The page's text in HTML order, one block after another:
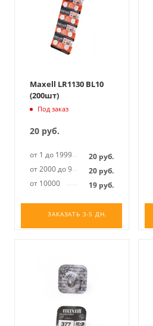
Maxell LR1130 BL10
(200шт)
Под заказ
20 руб.
от 1 до 1999 20руб.
от 2000 до 9999
20руб.
от 10000
19руб.
ЗАКАЗАТЬ 3-5 ДН.